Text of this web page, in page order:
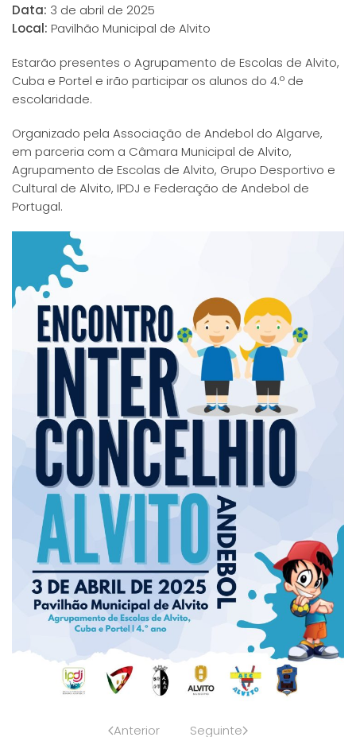
Data: 3 de abril de 2025
Local: Pavilhão Municipal de Alvito
Estarão presentes o Agrupamento de Escolas de Alvito,
Cuba e Portel e irão participar os alunos do 4.º de
escolaridade.
Organizado pela Associação de Andebol do Algarve,
em parceria com a Câmara Municipal de Alvito,
Agrupamento de Escolas de Alvito, Grupo Desportivo e
Cultural de Alvito, IPDJ e Federação de Andebol de
Portugal.
Anterior Seguinte